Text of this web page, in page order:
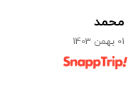
محمد
01 بهمن 1403